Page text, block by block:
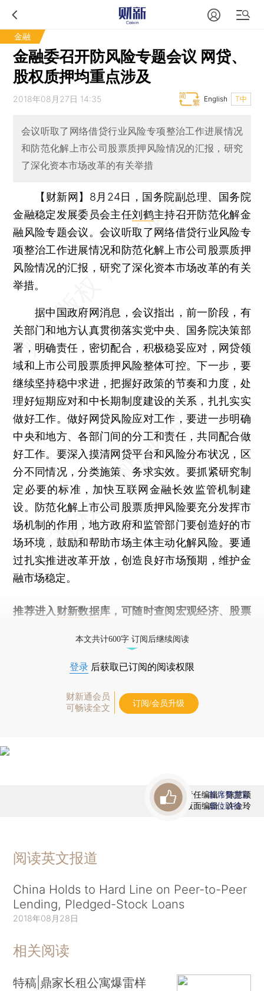
金融
金融委召开防风险专题会议 网贷、
股权质押均重点涉及
2018年08月27日 14:35 T中
English
会议听取了网络借贷行业风险专项整治工作进展情况
和防范化解上市公司股票质押风险情况的汇报，研究
了深化资本市场改革的有关举措
【财新网】 8月24日，国务院副总理、国务院
金融稳定发展委员会主任刘鹤主持召开防范化解金
融风险专题会议。会议听取了网络借贷行业风险专
项整治工作进展情况和防范化解上市公司股票质押
风险情况的汇报，研究了深化资本市场改革的有关
举措。
据中国政府网消息，会议指出，前一阶段，有
关部门和地方认真贯彻落实党中央、国务院决策部
署，明确责任，密切配合，积极稳妥应对，网贷领
域和上市公司股票质押风险整体可控。下一步，要
继续坚持稳中求进，把握好政策的节奏和力度，处
理好短期应对和中长期制度建设的关系，扎扎实实
做好工作。做好网贷风险应对工作，要进一步明确
中央和地方、各部门间的分工和责任，共同配合做
好工作。要深入摸清网贷平台和风险分布状况，区
分不同情况，分类施策、务求实效。要抓紧研究制
定必要的标准，加快互联网金融长效监管机制建
设。防范化解上市公司股票质押风险要充分发挥市
场机制的作用，地方政府和监管部门要创造好的市
场环境，鼓励和帮助市场主体主动化解风险。要通
过扎实推进改革开放，创造良好市场预期，维护金
融市场稳定。
推荐进入 财新数据库 ，可随时查阅宏观经济、股票
本文共计600字 订阅后继续阅读
登录 后获取已订阅的阅读权限
财新通会员
可畅读全文
订阅/会员升级
责任编辑：陈慧颖
版面编辑：许金玲
首席赞赏官
虚位以待
阅读英文报道
China Holds to Hard Line on Peer-to-Peer
Lending, Pledged-Stock Loans
2018年08月28日
相关阅读
特稿|鼎家长租公寓爆雷样